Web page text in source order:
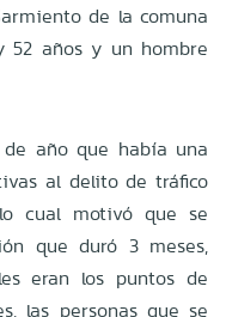
de la comuna
52 años y un hombre
año que había una
al delito de tráfico
cual motivó que se
que duró 3 meses,
eran los puntos de
las personas que se